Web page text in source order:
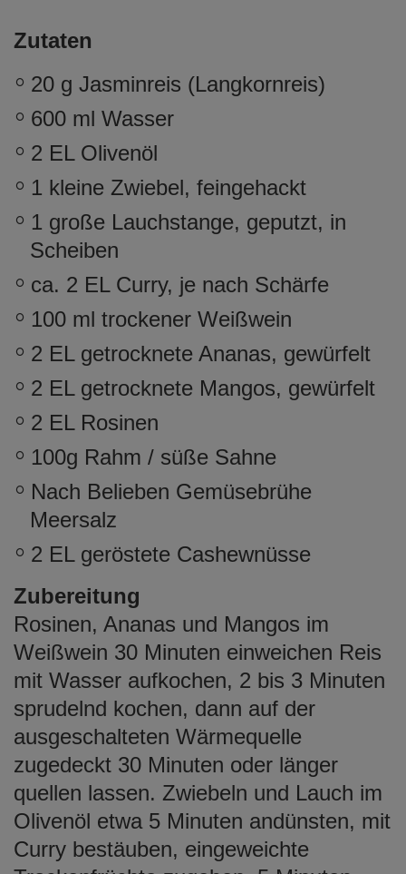
Zutaten
20 g Jasminreis (Langkornreis)
600 ml Wasser
2 EL Olivenöl
1 kleine Zwiebel, feingehackt
1 große Lauchstange, geputzt, in
Scheiben
ca. 2 EL Curry, je nach Schärfe
100 ml trockener Weißwein
2 EL getrocknete Ananas, gewürfelt
2 EL getrocknete Mangos, gewürfelt
2 EL Rosinen
100g Rahm / süße Sahne
Nach Belieben Gemüsebrühe
Meersalz
2 EL geröstete Cashewnüsse
Zubereitung
Rosinen, Ananas und Mangos im
Weißwein 30 Minuten einweichen Reis
mit Wasser aufkochen, 2 bis 3 Minuten
sprudelnd kochen, dann auf der
ausgeschalteten Wärmequelle
zugedeckt 30 Minuten oder länger
quellen lassen. Zwiebeln und Lauch im
Olivenöl etwa 5 Minuten andünsten, mit
Curry bestäuben, eingeweichte